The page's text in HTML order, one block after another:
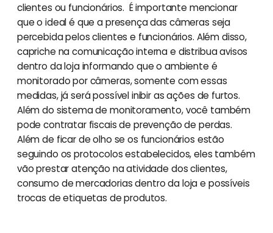
clientes ou funcionários. É importante mencionar
que o ideal é que a presença das câmeras seja
percebida pelos clientes e funcionários. Além disso,
capriche na comunicação interna e distribua avisos
dentro da loja informando que o ambiente é
monitorado por câmeras, somente com essas
medidas, já será possível inibir as ações de furtos.
Além do sistema de monitoramento, você também
pode contratar fiscais de prevenção de perdas.
Além de ficar de olho se os funcionários estão
seguindo os protocolos estabelecidos, eles também
vão prestar atenção na atividade dos clientes,
consumo de mercadorias dentro da loja e possíveis
trocas de etiquetas de produtos.